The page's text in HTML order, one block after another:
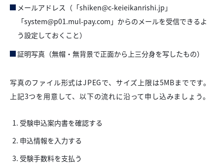
メールアドレス（「shiken@c-keieikanrishi.jp」
「system@p01.mul-pay.com」からのメールを受信できるよ
う設定しておくこと）
証明写真（無帽・無背景で正面から上三分身を写したもの）
写真のファイル形式はJPEGで、サイズ上限は5MBまでです。
上記3つを用意して、以下の流れに沿って申し込みましょう。
受験申込案内書を確認する
申込情報を入力する
受験手数料を支払う